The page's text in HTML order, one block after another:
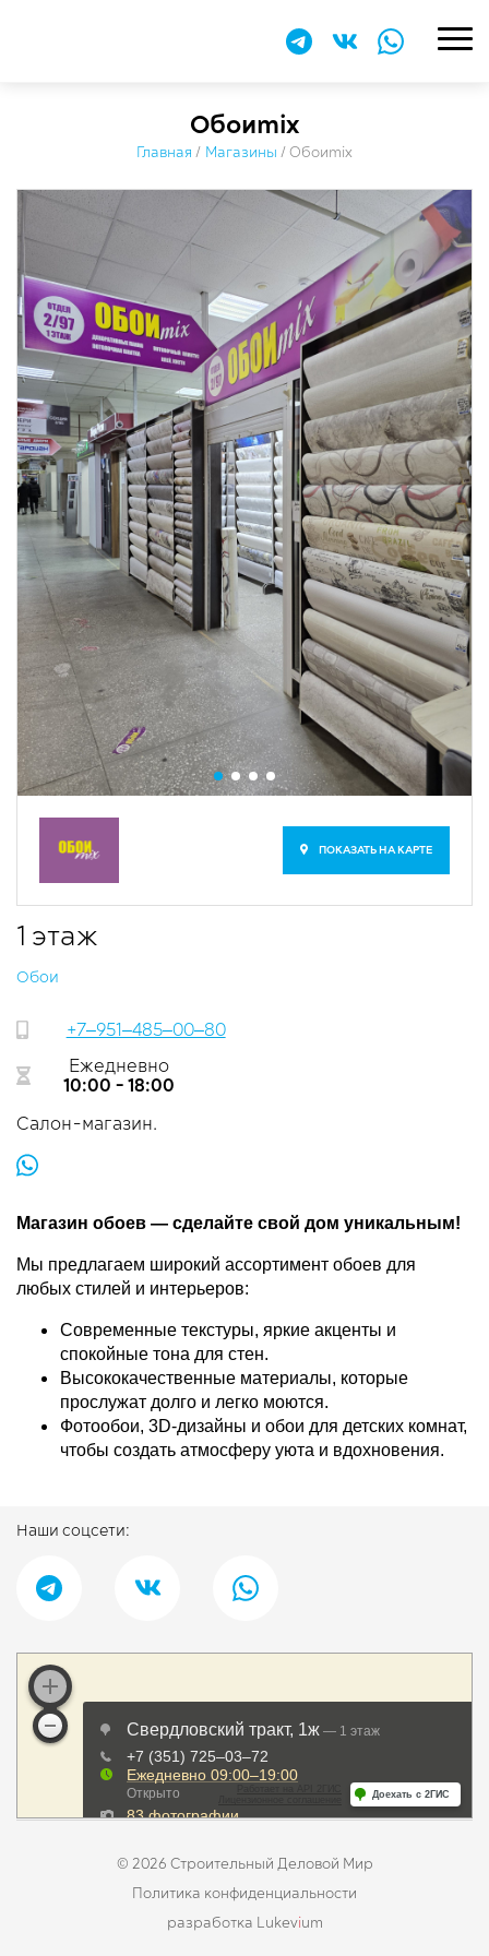
Обоиmix
Главная / Магазины /Обоиmix
ПОКАЗАТЬ НА КАРТЕ
1 этаж
​Обои
+7‒951‒485‒00‒80
Ежедневно
10:00 - 18:00
Салон-магазин.
Магазин обоев — сделайте свой дом уникальным!
Мы предлагаем широкий ассортимент обоев для
любых стилей и интерьеров:
Современные текстуры, яркие акценты и
спокойные тона для стен.
Высококачественные материалы, которые
прослужат долго и легко моются.
Фотообои, 3D-дизайны и обои для детских комнат,
чтобы создать атмосферу уюта и вдохновения.
Наши соцсети:
© 2026 Строительный Деловой Мир
Политика конфиденциальности
разработка Lukevium